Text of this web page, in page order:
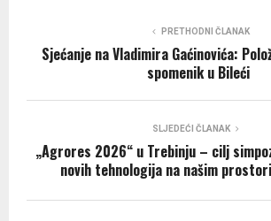
PRETHODNI ČLANAK
Sjećanje na Vladimira Gaćinovića:
spomenik u Bileći
SLJEDEĆI ČLANAK
„Agrores 2026“ u Trebinju – cilj
novih tehnologija na našim